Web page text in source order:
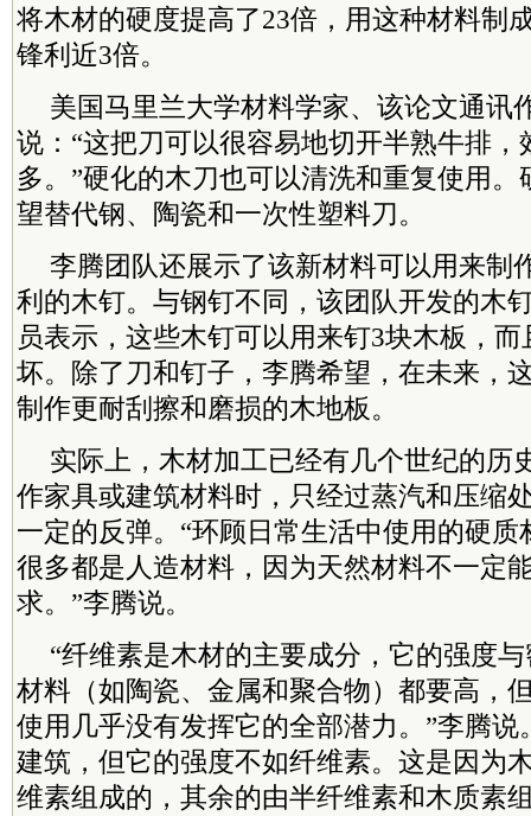
将木材的硬度提高了23倍，用这种材料制
锋利近3倍。
美国马里兰大学材料学家、该论文通讯
说：“这把刀可以很容易地切开半熟牛排，
多。”硬化的木刀也可以清洗和重复使用
望替代钢、陶瓷和一次性塑料刀。
李腾团队还展示了该新材料可以用来制
利的木钉。与钢钉不同，该团队开发的木
员表示，这些木钉可以用来钉3块木板，
坏。除了刀和钉子，李腾希望，在未来，
制作更耐刮擦和磨损的木地板。
实际上，木材加工已经有几个世纪的历
作家具或建筑材料时，只经过蒸汽和压缩
一定的反弹。“环顾日常生活中使用的硬
很多都是人造材料，因为天然材料不一定
求。”李腾说。
“纤维素是木材的主要成分，它的强度
材料（如陶瓷、金属和聚合物）都要高，
使用几乎没有发挥它的全部潜力。”李腾
建筑，但它的强度不如纤维素。这是因为
维素组成的，其余的由半纤维素和木质素